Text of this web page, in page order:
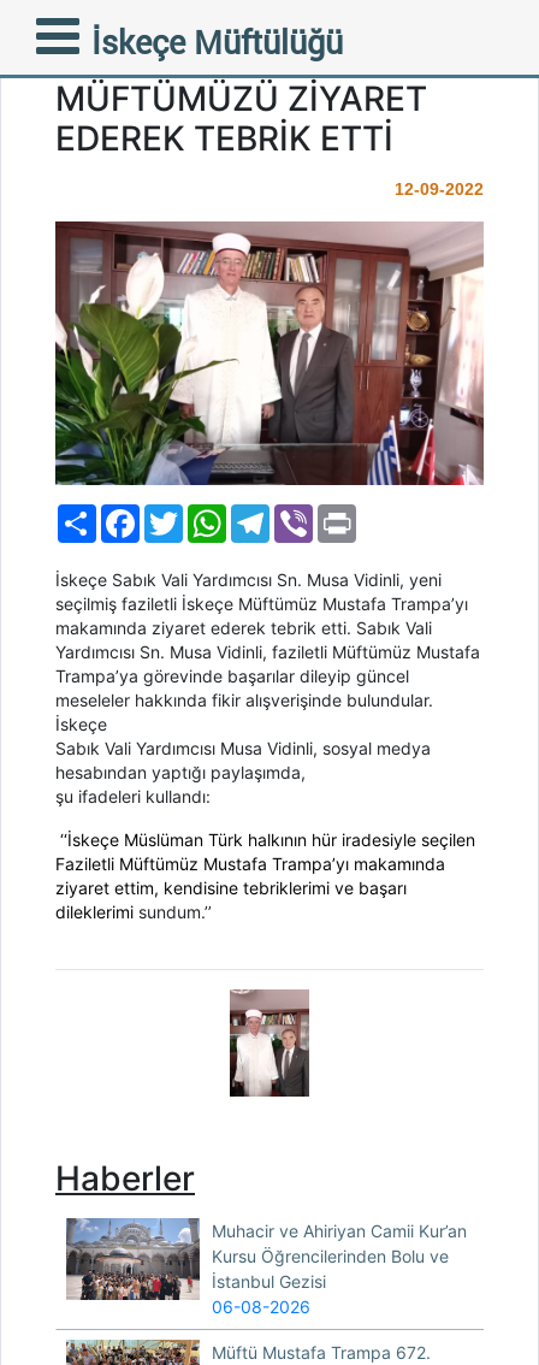
İskeçe Müftülüğü
ESKİ VALİ YARDIMCISI
MUSA VİDİNLİ FAZİLETLİ
MÜFTÜMÜZÜ ZİYARET
EDEREK TEBRİK ETTİ
12-09-2022
PaylaşFacebook
TwitterWhatsAppTelegram
Viber
İskeçe Sabık Vali Yardımcısı Sn. Musa Vidinli, yeni
seçilmiş faziletli İskeçe Müftümüz Mustafa Trampa’yı
makamında ziyaret ederek tebrik etti. Sabık Vali
Yardımcısı Sn. Musa Vidinli, faziletli Müftümüz Mustafa
Trampa’ya görevinde başarılar dileyip güncel
meseleler hakkında fikir alışverişinde bulundular.
İskeçe
Sabık Vali Yardımcısı Musa Vidinli, sosyal medya
hesabından yaptığı paylaşımda,
şu ifadeleri kullandı:
‘‘İskeçe Müslüman Türk halkının hür iradesiyle seçilen
Faziletli Müftümüz Mustafa Trampa’yı makamında
ziyaret ettim, kendisine tebriklerimi ve başarı
dileklerimi sundum.’’
Haberler
Muhacir ve Ahiriyan Camii Kur’an
Kursu Öğrencilerinden Bolu ve
İstanbul Gezisi
06-08-2026
Müftü Mustafa Trampa 672.